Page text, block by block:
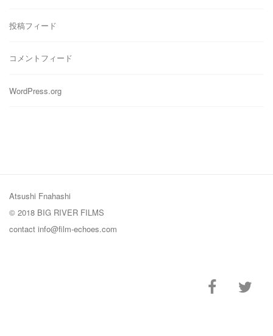
投稿フィード
コメントフィード
WordPress.org
Atsushi Fnahashi
© 2018 BIG RIVER FILMS
contact info@film-echoes.com